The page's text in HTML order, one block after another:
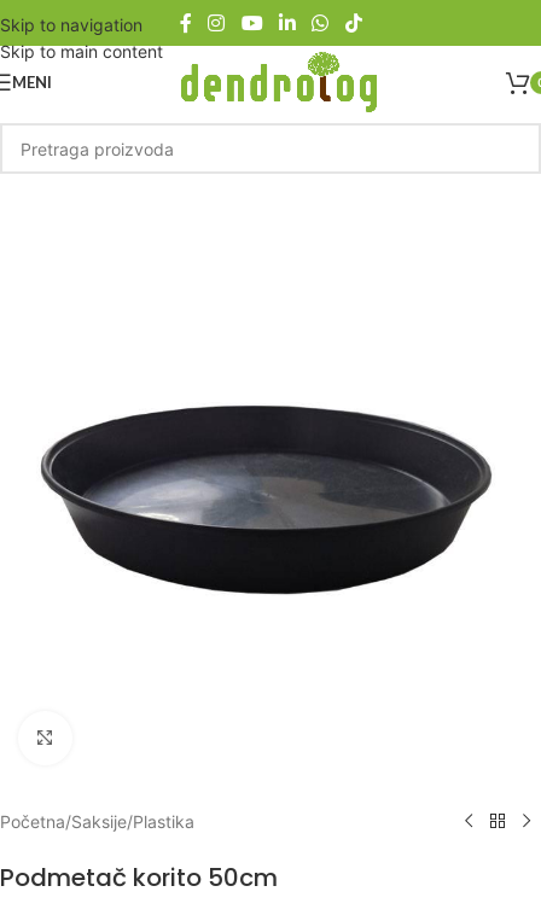
Skip to navigation
Skip to main content
MENI
Početna/Saksije/Plastika
Podmetač korito 50cm